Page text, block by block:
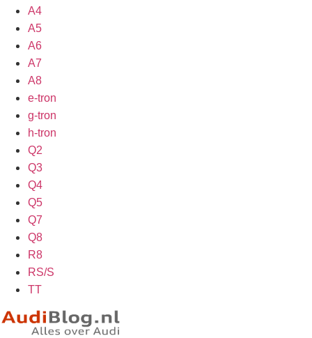
A4
A5
A6
A7
A8
e-tron
g-tron
h-tron
Q2
Q3
Q4
Q5
Q7
Q8
R8
RS/S
TT